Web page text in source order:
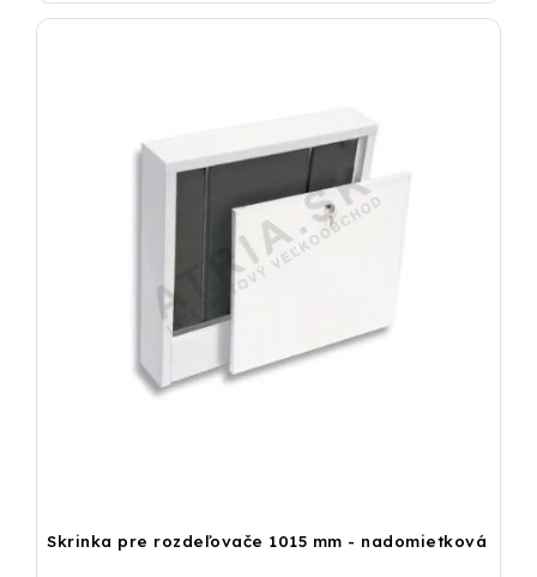
Skrinka pre rozdeľovače 1015 mm - nadomietková